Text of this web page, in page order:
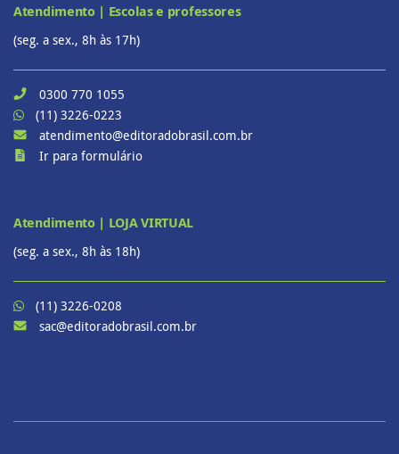
Atendimento | Escolas e professores
(seg. a sex., 8h às 17h)
0300 770 1055
(11) 3226-0223
atendimento@editoradobrasil.com.br
Ir para formulário
Atendimento | LOJA VIRTUAL
(seg. a sex., 8h às 18h)
(11) 3226-0208
sac@editoradobrasil.com.br